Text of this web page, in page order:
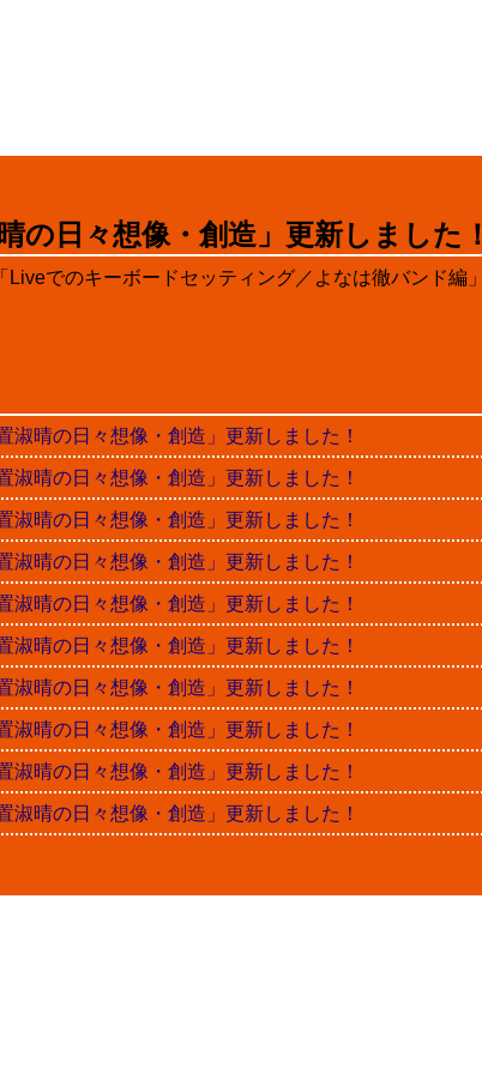
の日々想像・創造」更新しました！
でのキーボードセッティング／よなは徹バンド編」
晴の日々想像・創造」更新しました！
晴の日々想像・創造」更新しました！
晴の日々想像・創造」更新しました！
晴の日々想像・創造」更新しました！
晴の日々想像・創造」更新しました！
晴の日々想像・創造」更新しました！
晴の日々想像・創造」更新しました！
晴の日々想像・創造」更新しました！
晴の日々想像・創造」更新しました！
晴の日々想像・創造」更新しました！